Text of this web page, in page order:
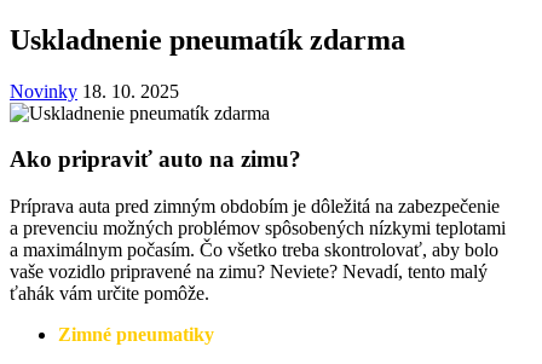
Uskladnenie pneumatík zdarma
Novinky 18. 10. 2025
Ako pripraviť auto na zimu?
Príprava auta pred zimným obdobím je dôležitá na zabezpečenie
a prevenciu možných problémov spôsobených nízkymi teplotami
a maximálnym počasím. Čo všetko treba skontrolovať, aby bolo
vaše vozidlo pripravené na zimu? Neviete? Nevadí, tento malý
ťahák vám určite pomôže.
Zimné pneumatiky